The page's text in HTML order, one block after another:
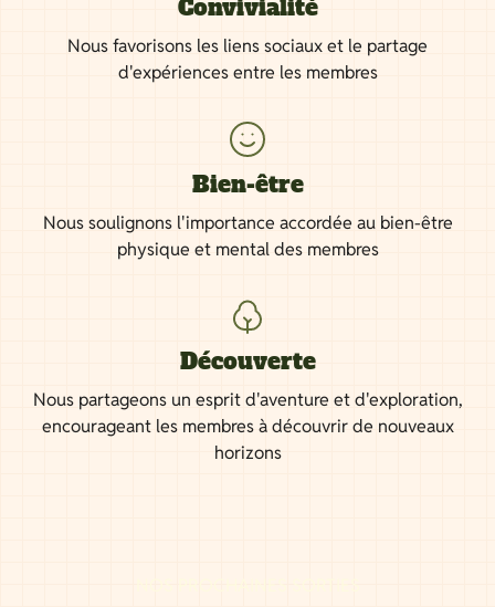
Convivialité
Nous favorisons les liens sociaux et le partage
d'expériences entre les membres
Bien-être
Nous soulignons l'importance accordée au bien-être
physique et mental des membres
Découverte
Nous partageons un esprit d'aventure et d'exploration,
encourageant les membres à découvrir de nouveaux
horizons